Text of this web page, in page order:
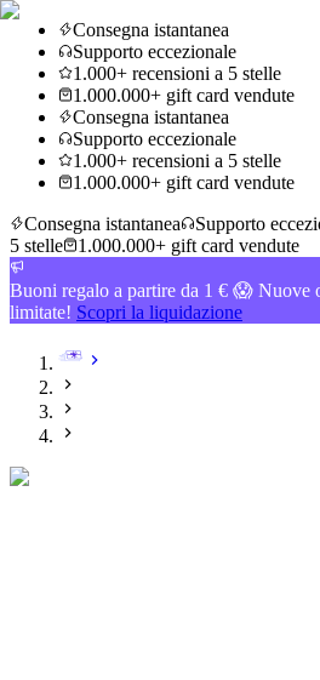
Consegna istantanea
Supporto eccezionale
1.000+ recensioni a 5 stelle
1.000.000+ gift card vendute
Consegna istantanea
Supporto eccezionale
1.000+ recensioni a 5 stelle
1.000.000+ gift card vendute
Consegna istantanea
Supporto
5 stelle
1.000.000+ gift card vendute
Buoni regalo a partire da 1 € 😱 Nuove
limitate! Scopri la liquidazione